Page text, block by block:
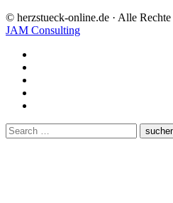
© herzstueck-online.de · Alle
JAM Consulting